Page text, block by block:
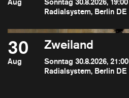
Radialsystem, Berlin DE
30
Aug
Zweiland
Sonntag 30.8.2026, 21:00
Radialsystem, Berlin DE